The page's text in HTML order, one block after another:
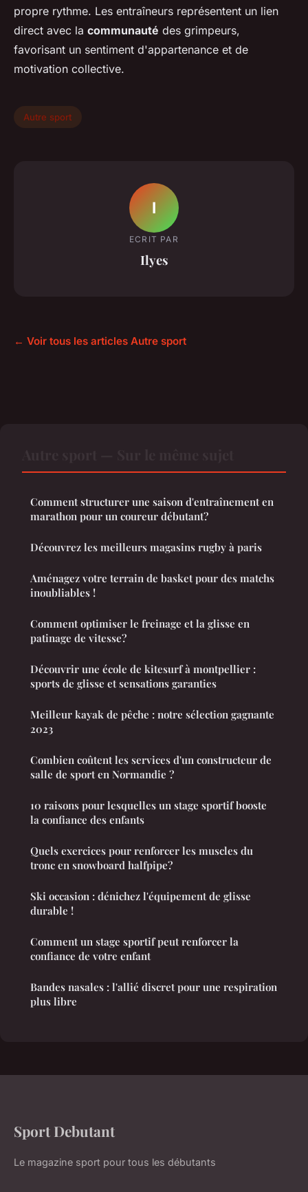
propre rythme. Les entraîneurs représentent un lien
direct avec la communauté des grimpeurs,
favorisant un sentiment d'appartenance et de
motivation collective.
Autre sport
I
ECRIT PAR
Ilyes
← Voir tous les articles Autre sport
Comment structurer une saison d'entraînement en
marathon pour un coureur débutant?
Découvrez les meilleurs magasins rugby à paris
Aménagez votre terrain de basket pour des matchs
inoubliables !
Comment optimiser le freinage et la glisse en
patinage de vitesse?
Découvrir une école de kitesurf à montpellier :
sports de glisse et sensations garanties
Meilleur kayak de pêche : notre sélection gagnante
2023
Combien coûtent les services d'un constructeur de
salle de sport en Normandie ?
10 raisons pour lesquelles un stage sportif booste
la confiance des enfants
Quels exercices pour renforcer les muscles du
tronc en snowboard halfpipe?
Ski occasion : dénichez l'équipement de glisse
durable !
Comment un stage sportif peut renforcer la
confiance de votre enfant
Bandes nasales : l'allié discret pour une respiration
plus libre
Sport Debutant
Le magazine sport pour tous les débutants